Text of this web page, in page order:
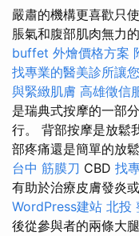
嚴肅的機構更喜歡只
脹氣和腹部肌肉無力
buffet 外燴價格方案
找專業的醫美診所讓
與緊緻肌膚 高雄徵信
是瑞典式按摩的一部
行。 背部按摩是放鬆
部疼痛還是簡單的放鬆
台中 筋膜刀 CBD 找
有助於治療皮膚發炎
WordPress建站 北投
後從參與者的兩條大